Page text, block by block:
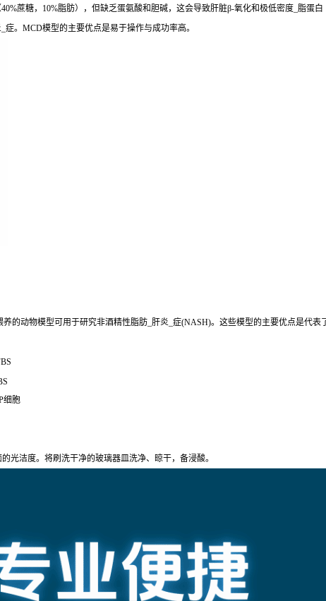
蔗糖，10%脂肪），但缺乏蛋氨酸和胆碱，这会导致肝脏β-氧化和极低密度_脂蛋
。MCD模型的主要优点是易于操作与成功率高。
的动物模型可用于研究非酒精性脂肪_肝炎_症(NASH)。这些模型的主要优点是代表
细胞
光洁度。将刷洗干净的玻璃器皿洗净、晾干，备浸酸。